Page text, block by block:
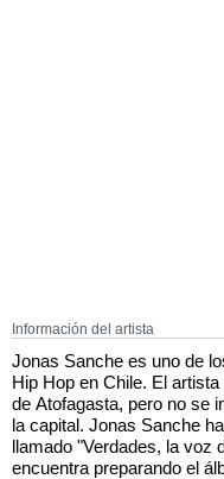
Información del artista
Jonas Sanche es uno de
Hip Hop en Chile. El
de Atofagasta, pero no se
la capital. Jonas Sanche
llamado "Verdades, la voz
encuentra preparando el